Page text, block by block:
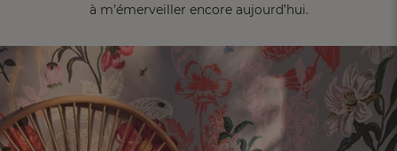
à m’émerveiller encore aujourd’hui.